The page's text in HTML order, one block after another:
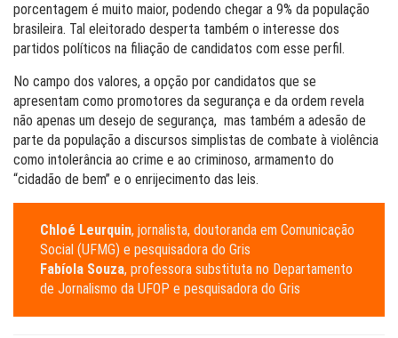
porcentagem é muito maior, podendo chegar a 9% da população
brasileira. Tal eleitorado desperta também o interesse dos
partidos políticos na filiação de candidatos com esse perfil.
No campo dos valores, a opção por candidatos que se
apresentam como promotores da segurança e da ordem revela
não apenas um desejo de segurança, mas também a adesão de
parte da população a discursos simplistas de combate à violência
como intolerância ao crime e ao criminoso, armamento do
“cidadão de bem” e o enrijecimento das leis.
Chloé Leurquin, jornalista, doutoranda em Comunicação
Social (UFMG) e pesquisadora do Gris
Fabíola Souza, professora substituta no Departamento
de Jornalismo da UFOP e pesquisadora do Gris